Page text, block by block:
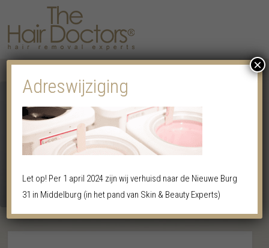
Adreswijziging
Let op! Per 1 april 2024 zijn wij verhuisd naar de Nieuwe Burg
31 in Middelburg (in het pand van Skin & Beauty Experts)
×